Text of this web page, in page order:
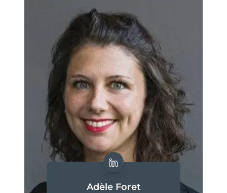
Adèle Foret